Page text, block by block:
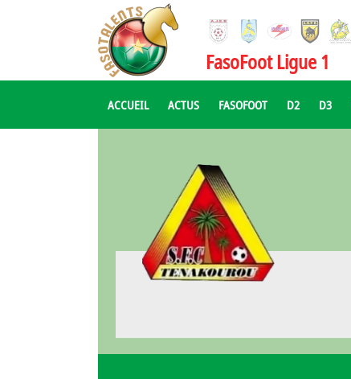
FasoFoot Ligue 1
ACCUEIL ACTUS FASOFOOT D2 D3